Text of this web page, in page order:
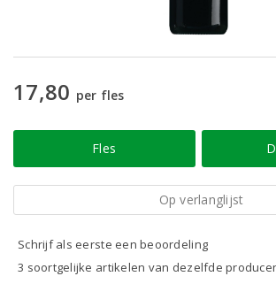
17,80 per fles
Fles
Op verlanglijst
Schrijf als eerste een beoordeling
3 soortgelijke artikelen van dezelfde